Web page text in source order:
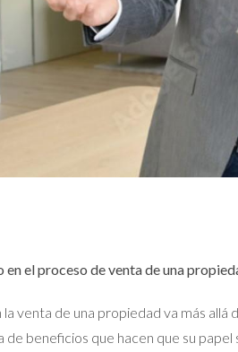
el proceso de venta de una
venta de una propiedad va más
beneficios que hacen que su